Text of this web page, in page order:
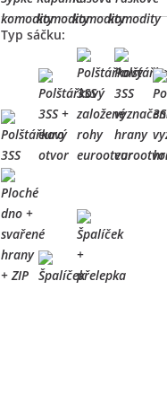
Typ sáčku: